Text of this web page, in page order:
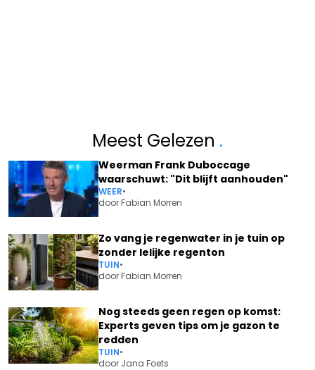
Meest Gelezen .
Weerman Frank Duboccage
waarschuwt: "Dit blijft aanhouden"
WEER•
doorFabian Morren
Zo vang je regenwater in je tuin op
zonder lelijke regenton
TUIN•
doorFabian Morren
Nog steeds geen regen op komst:
Experts geven tips om je gazon te
redden
TUIN•
door Jana Foets